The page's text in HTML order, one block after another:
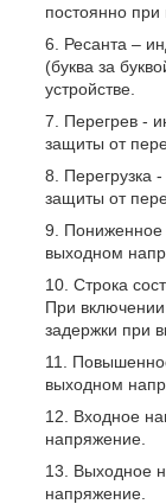
постоянно при
Ресанта –
(буква за
устройстве.
Перегрев -
защиты от
Перегрузка
защиты от
Пониженное
выходном
Строка
При включении
задержки при
выходном
Входное
напряжение.
Выходное
напряжение.